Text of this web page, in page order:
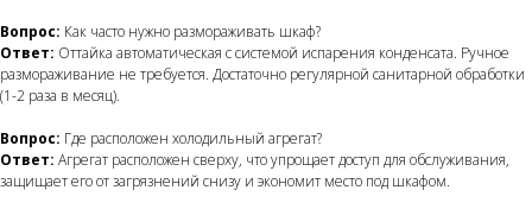
Вопрос: Как часто нужно размораживать шкаф?
Ответ: Оттайка автоматическая с системой испарения конденсата. Ручное
размораживание не требуется. Достаточно регулярной санитарной обработки
(1-2 раза в месяц).
Вопрос: Где расположен холодильный агрегат?
Ответ: Агрегат расположен сверху, что упрощает доступ для обслуживания,
защищает его от загрязнений снизу и экономит место под шкафом.